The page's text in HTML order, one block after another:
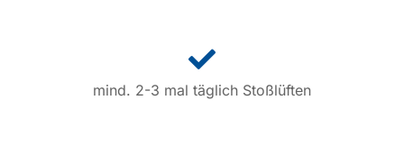
mind. 2-3 mal täglich Stoßlüften